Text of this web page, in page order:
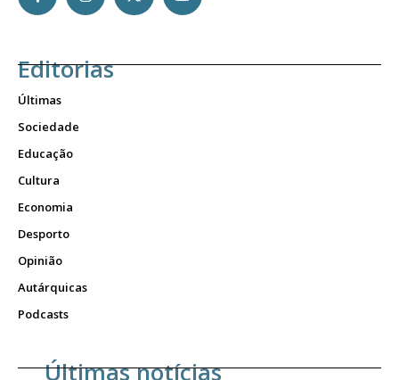
Editorias
Últimas
Sociedade
Educação
Cultura
Economia
Desporto
Opinião
Autárquicas
Podcasts
Últimas notícias